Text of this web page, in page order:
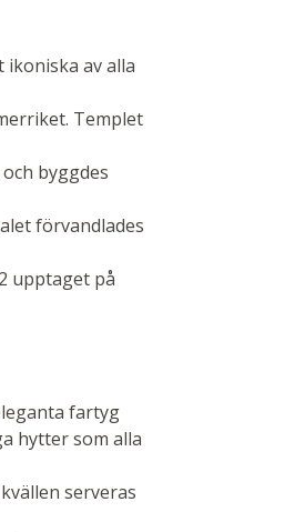
av alla
Templet
byggdes
förvandlades
upptaget på
fartyg
hytter som alla
serveras